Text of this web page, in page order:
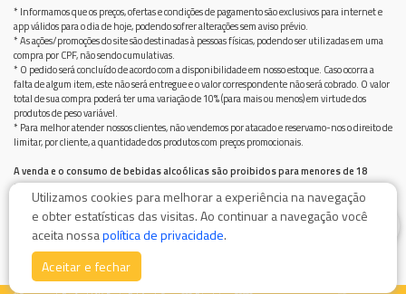
* Informamos que os preços, ofertas e condições de pagamento são exclusivos para internet e
app válidos para o dia de hoje, podendo sofrer alterações sem aviso prévio.
* As ações/promoções do site são destinadas à pessoas físicas, podendo ser utilizadas em uma
compra por CPF, não sendo cumulativas.
* O pedido será concluído de acordo com a disponibilidade em nosso estoque. Caso ocorra a
falta de algum item, este não será entregue e o valor correspondente não será cobrado. O valor
total de sua compra poderá ter uma variação de 10% (para mais ou menos) em virtude dos
produtos de peso variável.
* Para melhor atender nossos clientes, não vendemos por atacado e reservamo-nos o direito de
limitar, por cliente, a quantidade dos produtos com preços promocionais.
A venda e o consumo de bebidas alcoólicas são proibidos para menores de 18
anos.
Bebida alcoólica pode causar dependência química e, em excesso, provoca graves males à saúde.
Beba com moderação
Utilizamos cookies para melhorar a experiência na navegação
e obter estatísticas das visitas. Ao continuar a navegação você
aceita nossapolítica de privacidade.
Aceitar e fechar